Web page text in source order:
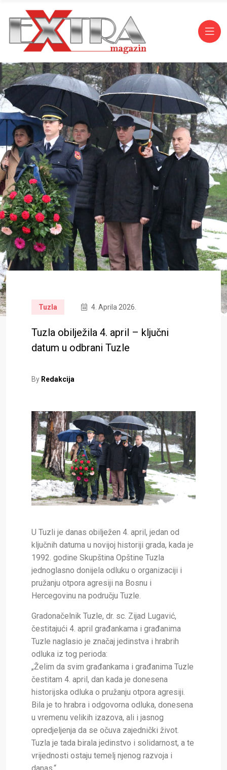
Tuzla 4. Aprila 2026.
Tuzla obilježila 4. april – ključni
datum u odbrani Tuzle
By Redakcija
U Tuzli je danas obilježen 4. april, jedan od
ključnih datuma u novijoj historiji grada, kada je
1992. godine Skupština Opštine Tuzla
jednoglasno donijela odluku o organizaciji i
pružanju otpora agresiji na Bosnu i
Hercegovinu na području Tuzle.
Gradonačelnik Tuzle, dr. sc. Zijad Lugavić,
čestitajući 4. april građankama i građanima
Tuzle naglasio je značaj jedinstva i hrabrih
odluka iz tog perioda:
„Želim da svim građankama i građanima Tuzle
čestitam 4. april, dan kada je donesena
historijska odluka o pružanju otpora agresiji.
Bila je to hrabra i odgovorna odluka, donesena
u vremenu velikih izazova, ali i jasnog
opredjeljenja da se očuva zajednički život.
Tuzla je tada birala jedinstvo i solidarnost, a te
vrijednosti ostaju temelj njenog razvoja i